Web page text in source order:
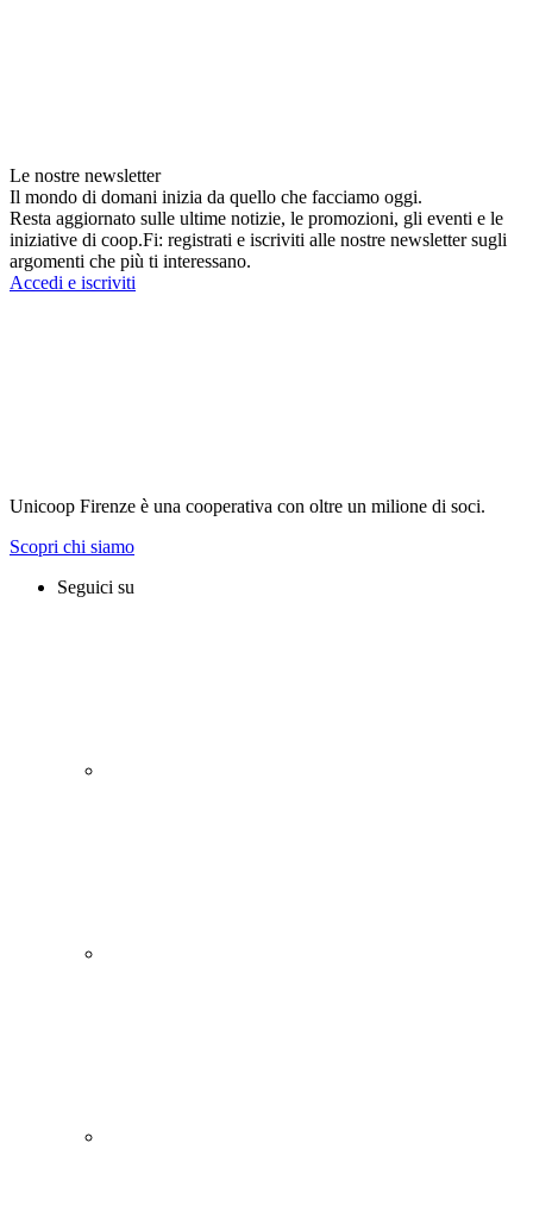
Le nostre newsletter
Il mondo di domani inizia da quello che facciamo oggi.
Resta aggiornato sulle ultime notizie, le promozioni, gli eventi e le
iniziative di coop.Fi: registrati e iscriviti alle nostre newsletter sugli
argomenti che più ti interessano.
Accedi e iscriviti
Unicoop Firenze è una cooperativa con oltre un milione di soci.
Scopri chi siamo
Seguici su